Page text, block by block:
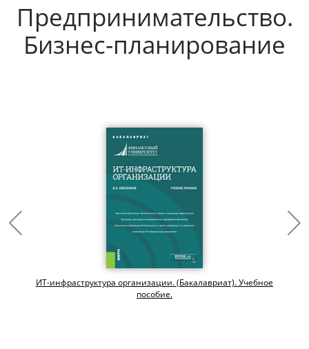
Предпринимательство.
Бизнес-планирование
ИТ-инфраструктура организации. (Бакалавриат). Учебное
пособие.